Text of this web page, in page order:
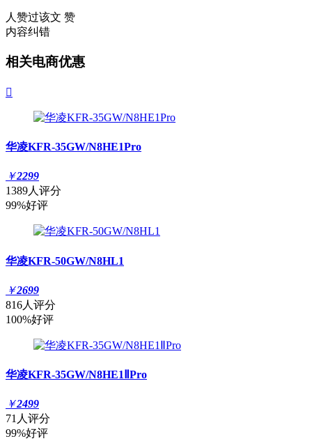
人赞过该文 赞
内容纠错
相关电商优惠

华凌KFR-35GW/N8HE1Pro
￥2299
1389人评分
99%好评
华凌KFR-50GW/N8HL1
￥2699
816人评分
100%好评
华凌KFR-35GW/N8HE1ⅡPro
￥2499
71人评分
99%好评